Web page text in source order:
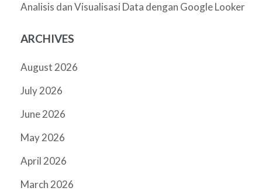
Analisis dan Visualisasi Data dengan Google Looker
ARCHIVES
August 2026
July 2026
June 2026
May 2026
April 2026
March 2026